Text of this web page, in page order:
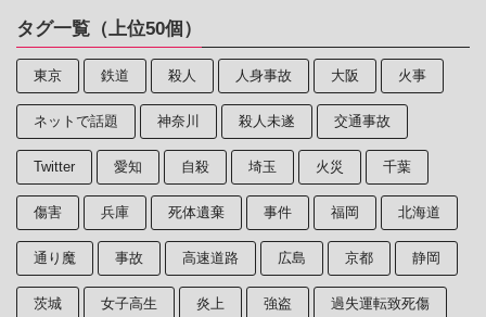
タグ一覧（上位50個）
東京 鉄道 殺人 人身事故 大阪 火事
ネットで話題 神奈川 殺人未遂 交通事故
Twitter 愛知 自殺 埼玉 火災 千葉
傷害 兵庫 死体遺棄 事件 福岡 北海道
通り魔 事故 高速道路 広島 京都 静岡
茨城 女子高生 炎上 強盗 過失運転致死傷